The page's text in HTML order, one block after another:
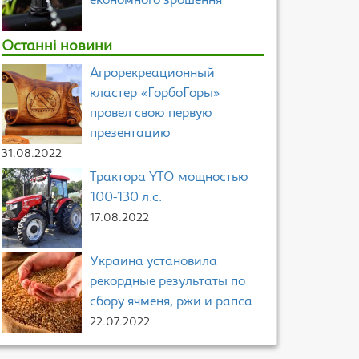
Останні новини
Агрорекреационный
кластер «ГорбоГоры»
провел свою первую
презентацию
31.08.2022
Трактора YTO мощностью
100-130 л.с.
17.08.2022
Украина установила
рекордные результаты по
сбору ячменя, ржи и рапса
22.07.2022